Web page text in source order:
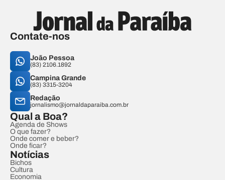
Contate-nos
João Pessoa
(83) 2106.1892
Campina Grande
(83) 3315-3204
Redação
jornalismo@jornaldaparaiba.com.br
Qual a Boa?
Agenda de Shows
O que fazer?
Onde comer e beber?
Onde ficar?
Notícias
Bichos
Cultura
Economia